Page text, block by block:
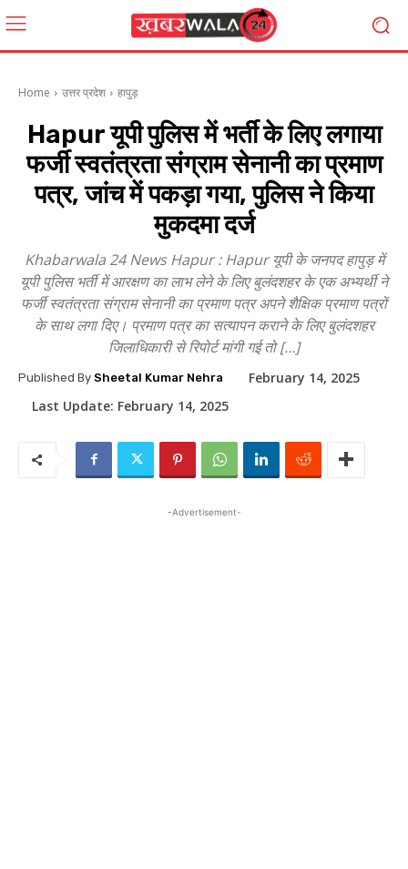
Home उत्तर प्रदेश हापुड़
Hapur यूपी पुलिस में भर्ती के लिए लगाया
फर्जी स्वतंत्रता संग्राम सेनानी का प्रमाण
पत्र, जांच में पकड़ा गया, पुलिस ने किया
मुकदमा दर्ज
Khabarwala 24 News Hapur : Hapur यूपी के जनपद हापुड़ में
यूपी पुलिस भर्ती में आरक्षण का लाभ लेने के लिए बुलंदशहर के एक अभ्यर्थी ने
फर्जी स्वतंत्रता संग्राम सेनानी का प्रमाण पत्र अपने शैक्षिक प्रमाण पत्रों
के साथ लगा दिए। प्रमाण पत्र का सत्यापन कराने के लिए बुलंदशहर
जिलाधिकारी से रिपोर्ट मांगी गई तो […]
Published By Sheetal Kumar Nehra
February 14, 2025
Last Update: February 14, 2025
-Advertisement-